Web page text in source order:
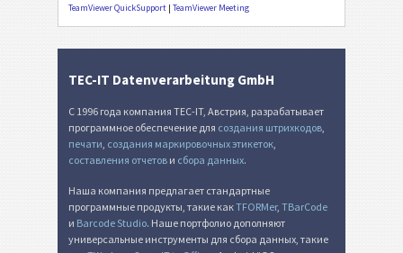
TeamViewer QuickSupport | TeamViewer Meeting
TEC-IT Datenverarbeitung GmbH
С 1996 года компания TEC-IT, Австрия, разрабатывает
программное обеспечение для создания штрихкодов,
печати, создания маркировочных этикеток,
составления отчетов и сбора данных.
Наша компания предлагает стандартные
программные продукты, такие какTFORMer, TBarCode
и Barcode Studio. Наше портфолио дополняют
универсальные инструменты для сбора данных, такие